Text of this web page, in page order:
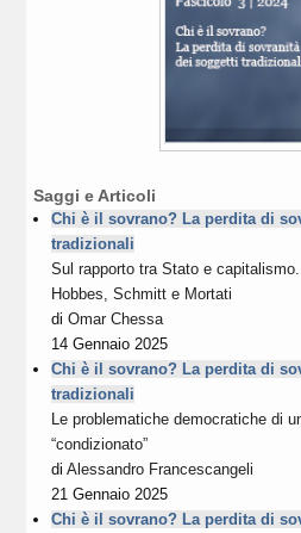
Saggi e Articoli
Chi è il sovrano? La perdita di
tradizionali
Sul rapporto tra Stato e
Hobbes, Schmitt e Mortati
diOmar Chessa
14 Gennaio 2025
Chi è il sovrano? La perdita di
tradizionali
Le problematiche democratiche di
“condizionato”
diAlessandro Francescangeli
21 Gennaio 2025
Chi è il sovrano? La perdita di